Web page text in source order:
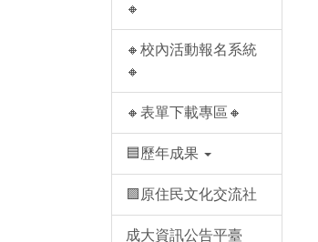
🔸
🔸校內活動報名系統
🔸
🔸表單下載專區🔸
🟦歷年成果
🟪原住民文化交流社
成大資訊公告平臺